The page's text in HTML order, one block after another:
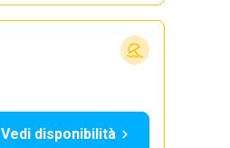
Vedi disponibilità